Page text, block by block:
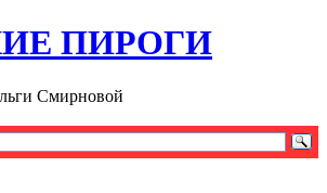
ПИРОГИ
Смирновой